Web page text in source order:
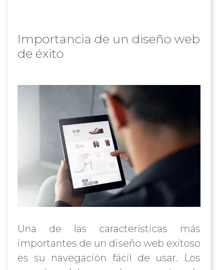
Importancia de un diseño web
de éxito
Una de las características más
importantes de un diseño web exitoso
es su navegación fácil de usar. Los